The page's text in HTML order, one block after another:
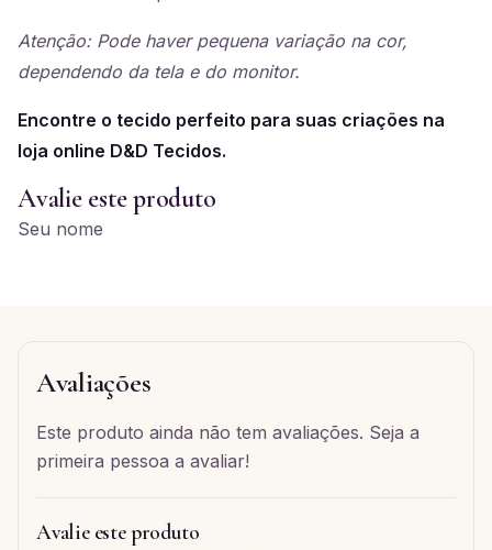
Atenção: Pode haver pequena variação na cor,
dependendo da tela e do monitor.
Encontre o tecido perfeito para suas criações na
loja online D&D Tecidos.
Avalie este produto
Seu nome
Avaliações
Este produto ainda não tem avaliações. Seja a
primeira pessoa a avaliar!
Avalie este produto